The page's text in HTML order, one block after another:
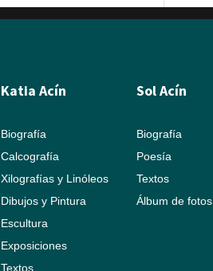
Katia Acín
Biografía
Calcografía
Xilografías y Linóleos
Dibujos y Pintura
Escultura
Exposiciones
Textos
Sol Acín
Biografía
Poesía
Textos
Álbum de fotos